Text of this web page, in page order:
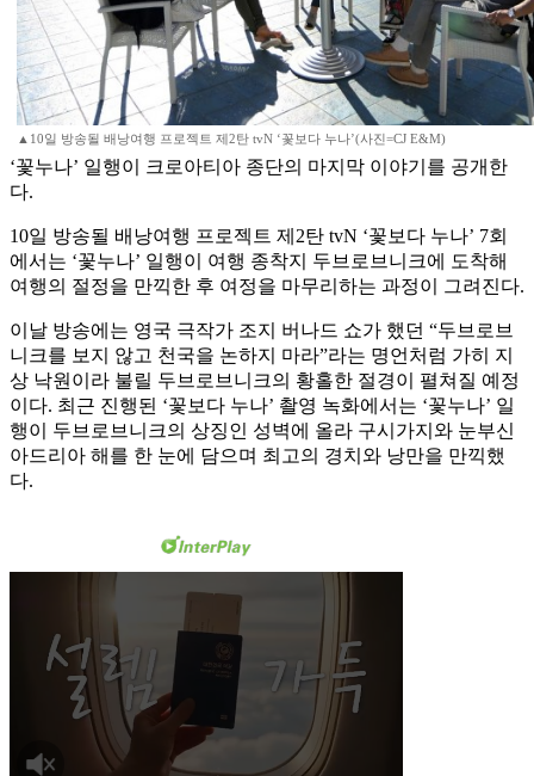
▲10일 방송될 배낭여행 프로젝트 제2탄 tvN ‘꽃보다 누나’(사진=CJ E&M)
‘꽃누나’ 일행이 크로아티아 종단의 마지막 이야기를 공개한
다.
10일 방송될 배낭여행 프로젝트 제2탄 tvN ‘꽃보다 누나’ 7회
에서는 ‘꽃누나’ 일행이 여행 종착지 두브로브니크에 도착해
여행의 절정을 만끽한 후 여정을 마무리하는 과정이 그려진다.
이날 방송에는 영국 극작가 조지 버나드 쇼가 했던 “두브로브
니크를 보지 않고 천국을 논하지 마라”라는 명언처럼 가히 지
상 낙원이라 불릴 두브로브니크의 황홀한 절경이 펼쳐질 예정
이다. 최근 진행된 ‘꽃보다 누나’ 촬영 녹화에서는 ‘꽃누나’ 일
행이 두브로브니크의 상징인 성벽에 올라 구시가지와 눈부신
아드리아 해를 한 눈에 담으며 최고의 경치와 낭만을 만끽했
다.